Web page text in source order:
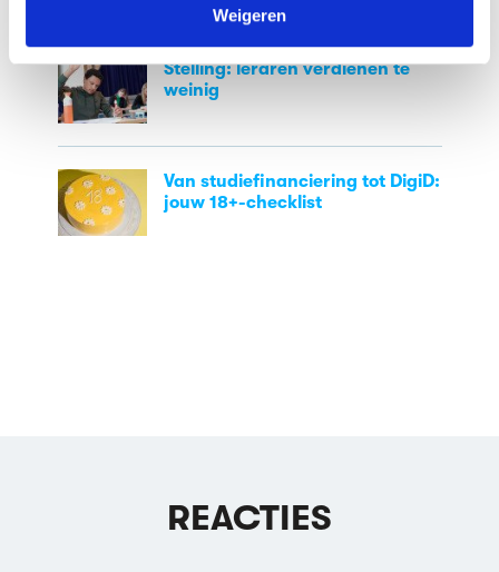
kunnen ontvangen en verwerken.
Weigeren
Populaire blogs
Stelling: leraren verdienen te
weinig
Van studiefinanciering tot DigiD:
jouw 18+-checklist
REACTIES